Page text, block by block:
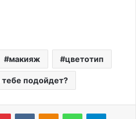
макияж цветотип
подойдет?